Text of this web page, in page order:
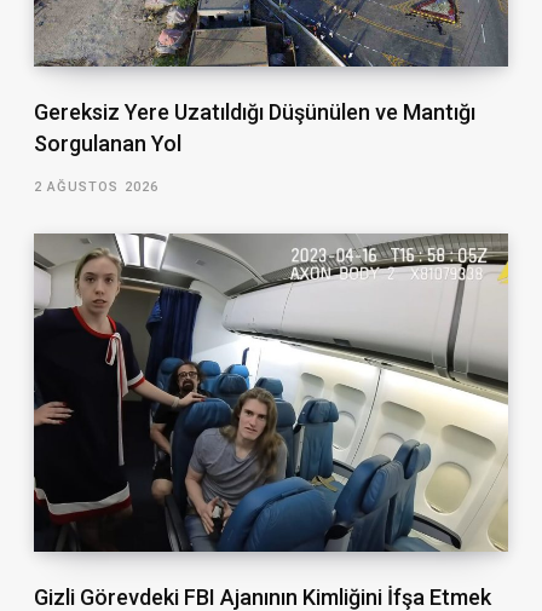
Gereksiz Yere Uzatıldığı Düşünülen ve Mantığı
Sorgulanan Yol
2 AĞUSTOS 2026
Gizli Görevdeki FBI Ajanının Kimliğini İfşa Etmek